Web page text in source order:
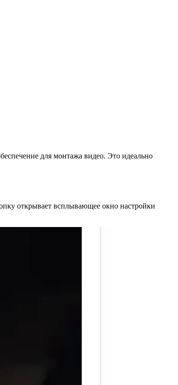
для монтажа видео. Это идеально
открывает всплывающее окно настройки